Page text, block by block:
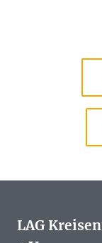
LAG